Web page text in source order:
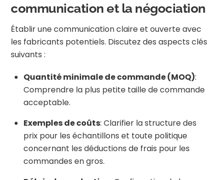
communication et la négociation
Établir une communication claire et ouverte avec
les fabricants potentiels. Discutez des aspects clés
suivants :
Quantité minimale de commande (MOQ):
Comprendre la plus petite taille de commande
acceptable.
Exemples de coûts: Clarifier la structure des
prix pour les échantillons et toute politique
concernant les déductions de frais pour les
commandes en gros.